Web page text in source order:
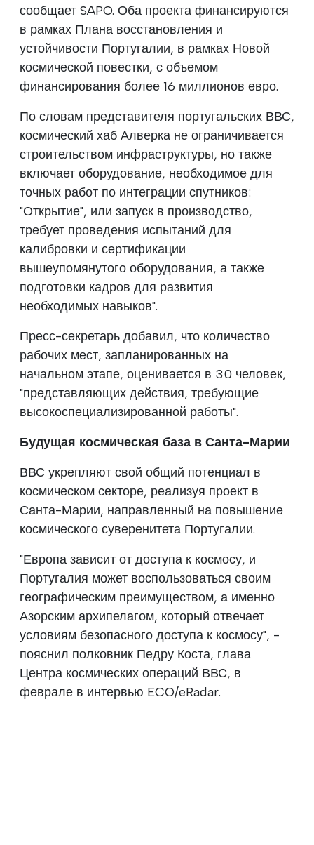
сообщает SAPO. Оба проекта финансируются
в рамках Плана восстановления и
устойчивости Португалии, в рамках Новой
космической повестки, с объемом
финансирования более 16 миллионов евро.
По словам представителя португальских ВВС,
космический хаб Алверка не ограничивается
строительством инфраструктуры, но также
включает оборудование, необходимое для
точных работ по интеграции спутников:
"Открытие", или запуск в производство,
требует проведения испытаний для
калибровки и сертификации
вышеупомянутого оборудования, а также
подготовки кадров для развития
необходимых навыков".
Пресс-секретарь добавил, что количество
рабочих мест, запланированных на
начальном этапе, оценивается в 30 человек,
"представляющих действия, требующие
высокоспециализированной работы".
Будущая космическая база в Санта-Марии
ВВС укрепляют свой общий потенциал в
космическом секторе, реализуя проект в
Санта-Марии, направленный на повышение
космического суверенитета Португалии.
"Европа зависит от доступа к космосу, и
Португалия может воспользоваться своим
географическим преимуществом, а именно
Азорским архипелагом, который отвечает
условиям безопасного доступа к космосу", -
пояснил полковник Педру Коста, глава
Центра космических операций ВВС, в
феврале в интервью ECO/eRadar.